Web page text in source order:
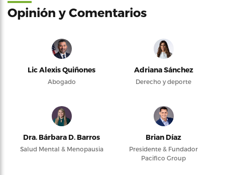
Opinión y Comentarios
Lic Alexis Quiñones
Abogado
Adriana Sánchez
Derecho y deporte
Dra. Bárbara D. Barros
Salud Mental & Menopausia
Brian Díaz
Presidente & Fundador
Pacifico Group